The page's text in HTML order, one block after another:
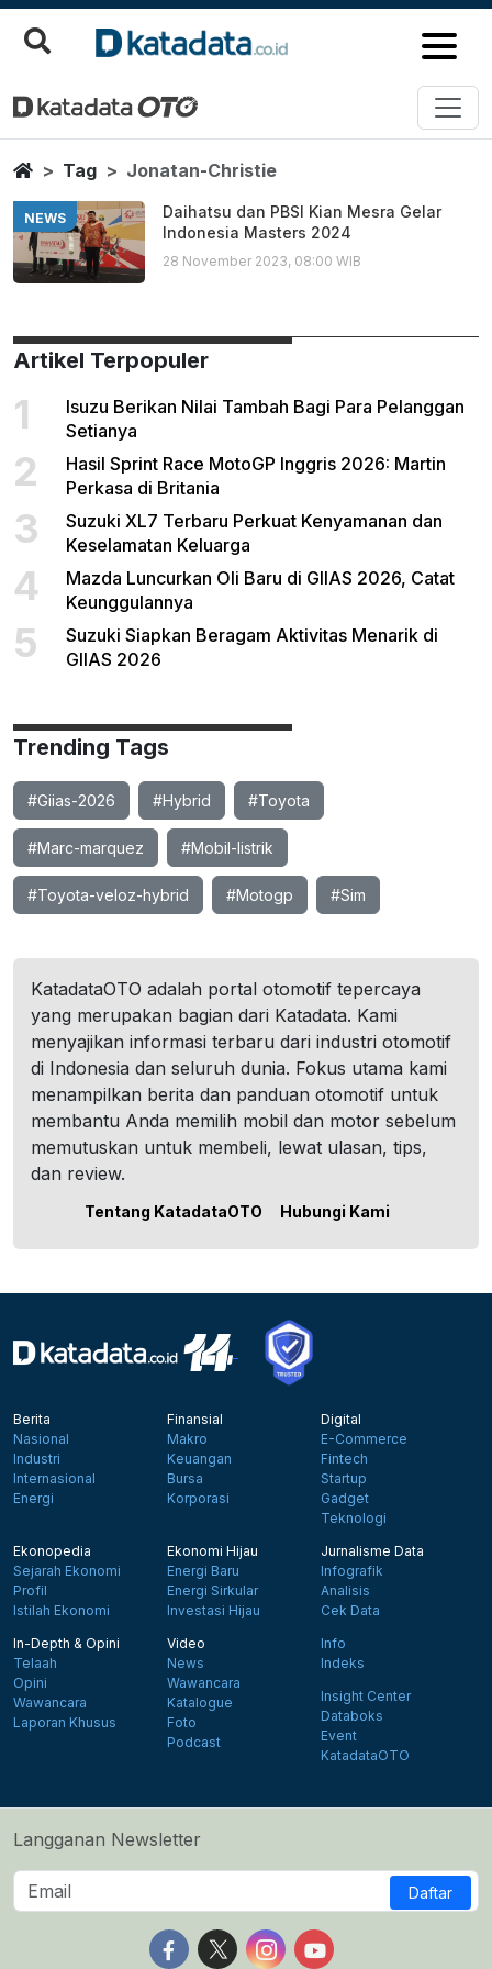
Jonatan Christie
Berita Terbaru
HomeTag Jonatan-Christie
NEWS
Daihatsu dan PBSI Kian Mesra Gelar
Indonesia Masters 2024
28 November 2023, 08:00 WIB
Artikel Terpopuler
1
Isuzu Berikan Nilai Tambah Bagi Para Pelanggan
Setianya
2
Hasil Sprint Race MotoGP Inggris 2026: Martin
Perkasa di Britania
3
Suzuki XL7 Terbaru Perkuat Kenyamanan dan
Keselamatan Keluarga
4
Mazda Luncurkan Oli Baru di GIIAS 2026, Catat
Keunggulannya
5
Suzuki Siapkan Beragam Aktivitas Menarik di
GIIAS 2026
Trending Tags
#Giias-2026 #Hybrid #Toyota
#Marc-marquez #Mobil-listrik
#Toyota-veloz-hybrid #Motogp #Sim
KatadataOTO adalah portal otomotif tepercaya
yang merupakan bagian dari Katadata. Kami
menyajikan informasi terbaru dari industri otomotif
di Indonesia dan seluruh dunia. Fokus utama kami
menampilkan berita dan panduan otomotif untuk
membantu Anda memilih mobil dan motor sebelum
memutuskan untuk membeli, lewat ulasan, tips,
dan review.
Tentang KatadataOTO Hubungi Kami
Berita
Nasional
Industri
Internasional
Energi
Finansial
Makro
Keuangan
Bursa
Korporasi
Digital
E-Commerce
Fintech
Startup
Gadget
Teknologi
Ekonopedia
Sejarah Ekonomi
Profil
Istilah Ekonomi
Ekonomi Hijau
Energi Baru
Energi Sirkular
Investasi Hijau
Jurnalisme Data
Infografik
Analisis
Cek Data
In-Depth & Opini
Telaah
Opini
Wawancara
Laporan Khusus
Video
News
Wawancara
Katalogue
Foto
Podcast
Info
Indeks
Insight Center
Databoks
Event
KatadataOTO
Langganan Newsletter
Daftar
Follow us on Facebook
Follow us on X
Follow us on Instagram
Follow us on